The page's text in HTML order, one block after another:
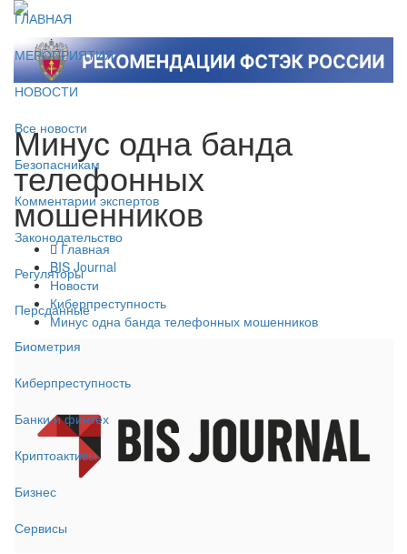
ГЛАВНАЯ
МЕРОПРИЯТИЯ
НОВОСТИ
Все новости
Безопасникам
Комментарии экспертов
Законодательство
Регуляторы
Персданные
Биометрия
Киберпреступность
Банки и финтех
Криптоактивы
Бизнес
Сервисы
Минус одна банда
телефонных
мошенников
Главная
BIS Journal
Новости
Киберпреступность
Минус одна банда телефонных мошенников